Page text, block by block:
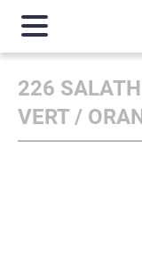
226
VERT /